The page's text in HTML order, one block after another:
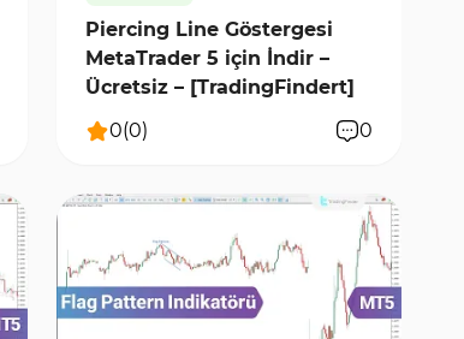
Piercing Line Göstergesi
MetaTrader 5 için İndir –
Ücretsiz – [TradingFindert]
0(0) 0
588 6675 0